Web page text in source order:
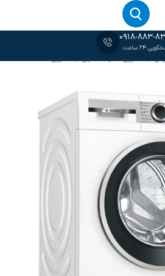
0918-883-
24 ساعت
/لباسشویی سفید/ماشین لباسشویی